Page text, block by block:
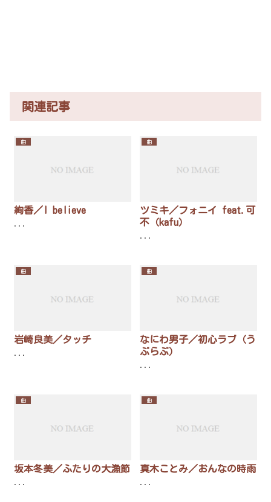
関連記事
曲
絢香／I believe
...
曲
ツミキ／フォニイ feat.可
不（kafu）
...
曲
岩崎良美／タッチ
...
曲
なにわ男子／初心ラブ（う
ぶらぶ）
...
曲
坂本冬美／ふたりの大漁節
...
曲
真木ことみ／おんなの時雨
...